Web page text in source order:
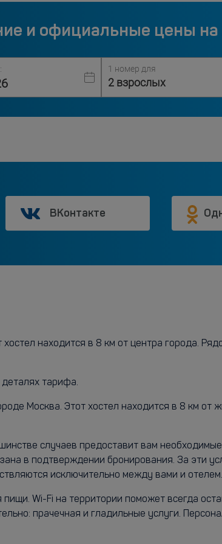
и официальные цены
1 номер для
2 взрослых
ВКонтакте
находится в 8 км от центра города.
тарифа.
Москва. Этот хостел находится в 8 км от
случаев предоставит вам
в подтверждении бронирования. За эти
исключительно между вами и отелем.
Wi-Fi на территории поможет всегда
прачечная и гладильные услуги.